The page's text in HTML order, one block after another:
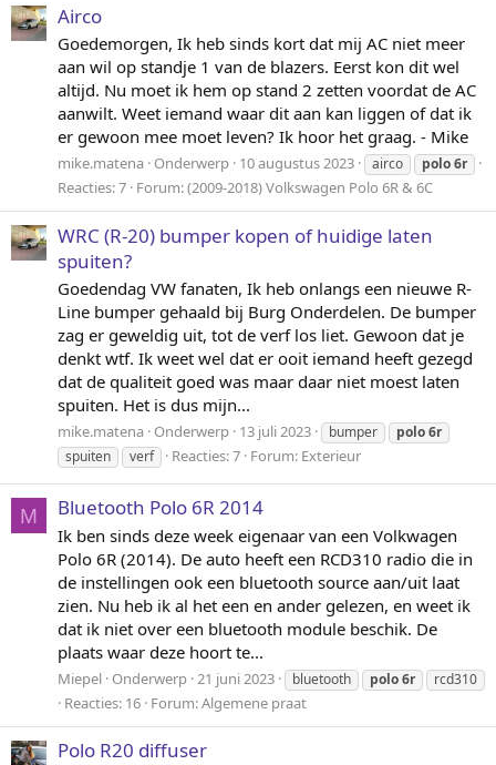
Airco
Goedemorgen, Ik heb sinds kort dat mij AC niet meer
aan wil op standje 1 van de blazers. Eerst kon dit wel
altijd. Nu moet ik hem op stand 2 zetten voordat de AC
aanwilt. Weet iemand waar dit aan kan liggen of dat ik
er gewoon mee moet leven? Ik hoor het graag. - Mike
mike.matena Onderwerp 10 augustus 2023 airco polo6r
Reacties: 7 Forum:(2009-2018) Volkswagen Polo 6R & 6C
WRC (R-20) bumper kopen of huidige laten
spuiten?
Goedendag VW fanaten, Ik heb onlangs een nieuwe R-
Line bumper gehaald bij Burg Onderdelen. De bumper
zag er geweldig uit, tot de verf los liet. Gewoon dat je
denkt wtf. Ik weet wel dat er ooit iemand heeft gezegd
dat de qualiteit goed was maar daar niet moest laten
spuiten. Het is dus mijn...
mike.matena Onderwerp 13 juli 2023 bumper polo6r
spuiten
verf Reacties: 7 Forum: Exterieur
M Bluetooth Polo 6R 2014
Ik ben sinds deze week eigenaar van een Volkwagen
Polo 6R (2014). De auto heeft een RCD310 radio die in
de instellingen ook een bluetooth source aan/uit laat
zien. Nu heb ik al het een en ander gelezen, en weet ik
dat ik niet over een bluetooth module beschik. De
plaats waar deze hoort te...
Miepel Onderwerp 21 juni 2023 bluetooth polo6r rcd310
Reacties: 16 Forum:Algemene praat
Polo R20 diffuser